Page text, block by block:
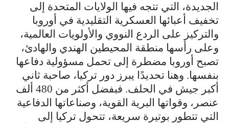
الجديدة، التي تتجه فيها الولايات المتحدة إلى
تخفيف أعبائها العسكرية التقليدية في أوروبا
والتركيز على الردع النووي والأولويات العالمية،
وعلى رأسها منطقة المحيطين الهندي والهادئ،
تصبح أوروبا مضطرة إلى تحمل مسؤولية دفاعها
بنفسها. وهنا تحديدًا يبرز دور تركيا، صاحبة ثاني
أكبر جيش في الحلف. فبفضل أكثر من 480 ألف
عنصر، وقواتها البرية القوية، وصناعاتها الدفاعية
التي تتطور بوتيرة سريعة، تتحول تركيا إلى